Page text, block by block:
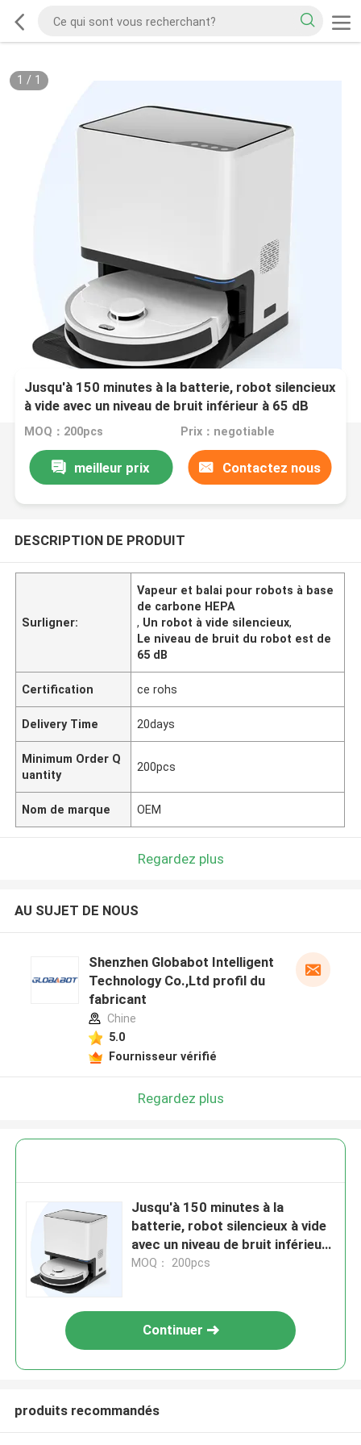
1 / 1
Jusqu'à 150 minutes à la batterie, robot silencieux
à vide avec un niveau de bruit inférieur à 65 dB
MOQ：200pcs Prix：negotiable
meilleur prix Contactez nous
DESCRIPTION DE PRODUIT
Surligner:
Vapeur et balai pour robots à base
de carbone HEPA
, Un robot à vide silencieux,
Le niveau de bruit du robot est de
65 dB
Certification ce rohs
Delivery Time 20days
Minimum Order Q
uantity
200pcs
Nom de marque OEM
Regardez plus
AU SUJET DE NOUS
Shenzhen Globabot Intelligent
Technology Co.,Ltd profil du
fabricant
Chine
5.0
Fournisseur vérifié
Regardez plus
Jusqu'à 150 minutes à la
batterie, robot silencieux à vide
avec un niveau de bruit inférieur
à 65 dB
MOQ： 200pcs
Continuer
produits recommandés